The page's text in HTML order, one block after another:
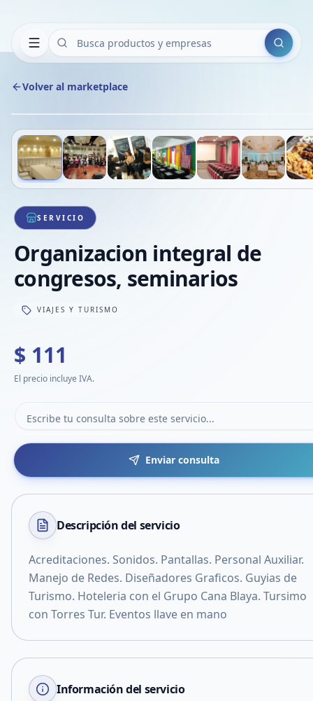
Buscar
Volver al marketplace
1/7
SERVICIO
Organizacion integral de
congresos, seminarios
VIAJES Y TURISMO
$ 111
El precio incluye IVA.
Enviar consulta
Descripción del servicio
Acreditaciones. Sonidos. Pantallas. Personal Auxiliar.
Manejo de Redes. Diseñadores Graficos. Guyias de
Turismo. Hoteleria con el Grupo Cana Blaya. Tursimo
con Torres Tur. Eventos llave en mano
Información del servicio